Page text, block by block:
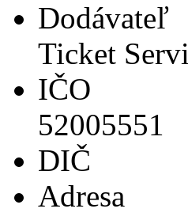
Dodávateľ
Ticket
IČO
52005551
DIČ
Adresa